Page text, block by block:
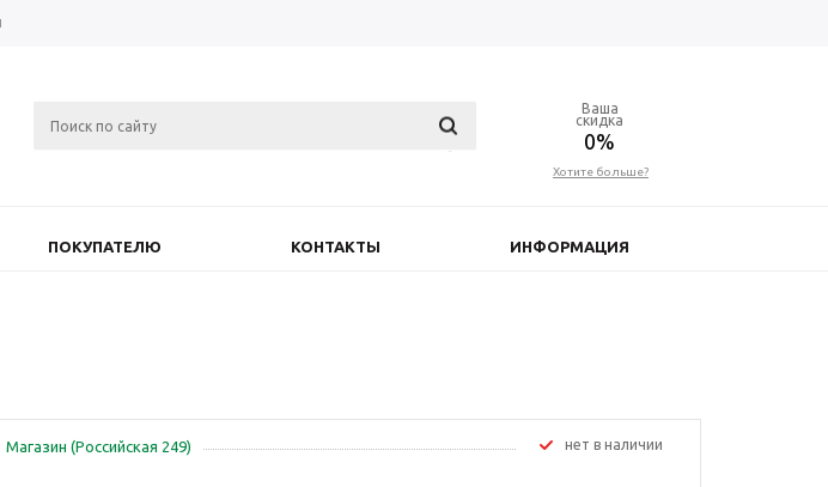
Ваша
скидка
0%
Хотите больше?
ПОКУПАТЕЛЮ КОНТАКТЫ ИНФОРМАЦИЯ
Магазин (Российская 249) Нет в наличии